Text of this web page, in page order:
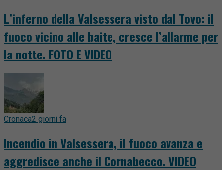
L’inferno della Valsessera visto dal Tovo: il
fuoco vicino alle baite, cresce l’allarme per
la notte. FOTO E VIDEO
Cronaca2 giorni fa
Incendio in Valsessera, il fuoco avanza e
aggredisce anche il Cornabecco. VIDEO